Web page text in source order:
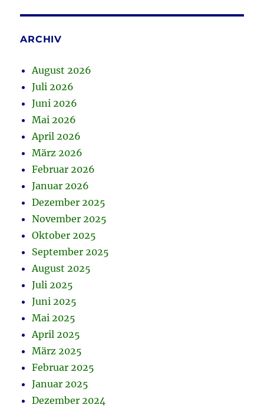
ARCHIV
August 2026
Juli 2026
Juni 2026
Mai 2026
April 2026
März 2026
Februar 2026
Januar 2026
Dezember 2025
November 2025
Oktober 2025
September 2025
August 2025
Juli 2025
Juni 2025
Mai 2025
April 2025
März 2025
Februar 2025
Januar 2025
Dezember 2024